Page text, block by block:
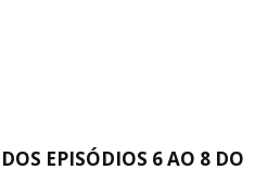
EPISÓDIOS 6 AO 8 DO